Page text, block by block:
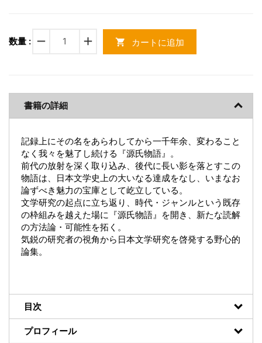
数量 : remove add shopping_cart カートに追加
書籍の詳細
記録上にその名をあらわしてから一千年余、変わること
なく我々を魅了し続ける『源氏物語』。
前代の放射を深く取り込み、後代に長い影を落とすこの
物語は、日本文学史上の大いなる達成をなし、いまなお
論ずべき魅力の宝庫として屹立している。
文学研究の起点に立ち返り、時代・ジャンルという既存
の枠組みを越えた場に『源氏物語』を開き、新たな読解
の方法論・可能性を拓く。
気鋭の研究者の視角から日本文学研究を啓発する野心的
論集。
目次
プロフィール